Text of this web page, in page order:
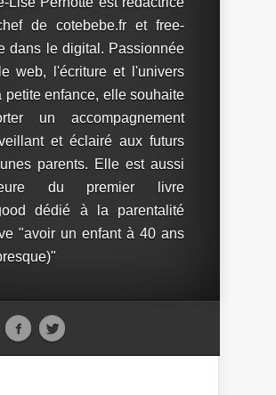
de cotebebe.fr et free-
dans le digital. Passionnée
web, l'écriture et l'univers
petite enfance, elle souhaite
un accompagnement
et éclairé aux futurs
parents. Elle est aussi
du premier livre
dédié à la parentalité
"avoir un enfant à 40 ans